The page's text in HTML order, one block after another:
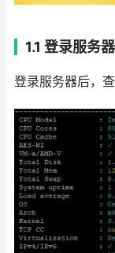
1.1 登录服务
登录服务器后，